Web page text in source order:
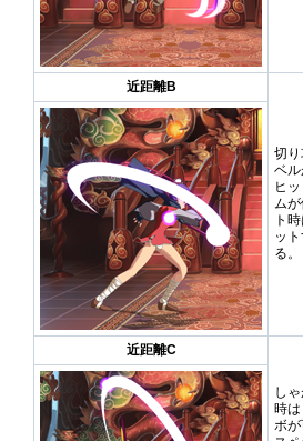
近距離B
切
ベ
ヒ
ム
ト
ッ
る。
近距離C
し
時
ボ